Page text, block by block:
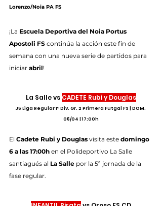
Lorenzo/Noia PA FS
¡La Escuela Deportiva del Noia Portus
Apostoli FS continúa la acción este fin de
semana con una nueva serie de partidos para
iniciar abril!
La Salle vs CADETE Rubi y Douglas
J5 Liga Regular 1ª Div. Gr. 2 Primera Futgal FS | DOM.
06/04 | 17:00h
El Cadete Rubi y Douglas visita este domingo
6 a las 17:00h en el Polideportivo La Salle
santiagués al La Salle por la 5ª jornada de la
fase regular.